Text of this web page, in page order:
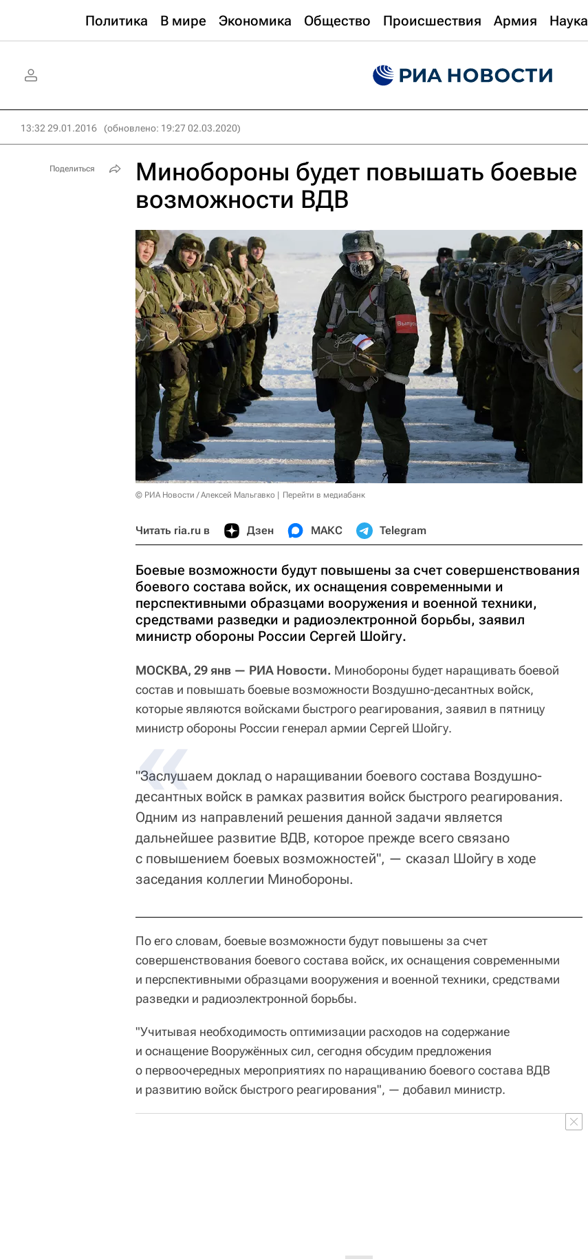
Политика В мире Экономика Общество Происшествия Армия Наука
13:32 29.01.2016 (обновлено: 19:27 02.03.2020)
Минобороны будет повышать боевые
возможности ВДВ
© РИА Новости / Алексей Мальгавко Перейти в медиабанк
Читать ria.ru в Дзен МАКС Telegram
Боевые возможности будут повышены за счет совершенствования
боевого состава войск, их оснащения современными и
перспективными образцами вооружения и военной техники,
средствами разведки и радиоэлектронной борьбы, заявил
министр обороны России Сергей Шойгу.
МОСКВА, 29 янв — РИА Новости. Минобороны будет наращивать боевой
состав и повышать боевые возможности Воздушно-десантных войск,
которые являются войсками быстрого реагирования, заявил в пятницу
министр обороны России генерал армии Сергей Шойгу.
"Заслушаем доклад о наращивании боевого состава Воздушно-
десантных войск в рамках развития войск быстрого реагирования.
Одним из направлений решения данной задачи является
дальнейшее развитие ВДВ, которое прежде всего связано
с повышением боевых возможностей", — сказал Шойгу в ходе
заседания коллегии Минобороны.
По его словам, боевые возможности будут повышены за счет
совершенствования боевого состава войск, их оснащения современными
и перспективными образцами вооружения и военной техники, средствами
разведки и радиоэлектронной борьбы.
"Учитывая необходимость оптимизации расходов на содержание
и оснащение Вооружённых сил, сегодня обсудим предложения
о первоочередных мероприятиях по наращиванию боевого состава ВДВ
и развитию войск быстрого реагирования", — добавил министр.
Поделиться